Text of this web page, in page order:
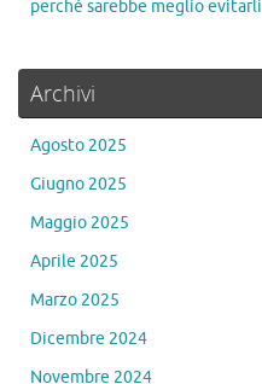
perché sarebbe meglio evitarli
Archivi
Agosto 2025
Giugno 2025
Maggio 2025
Aprile 2025
Marzo 2025
Dicembre 2024
Novembre 2024